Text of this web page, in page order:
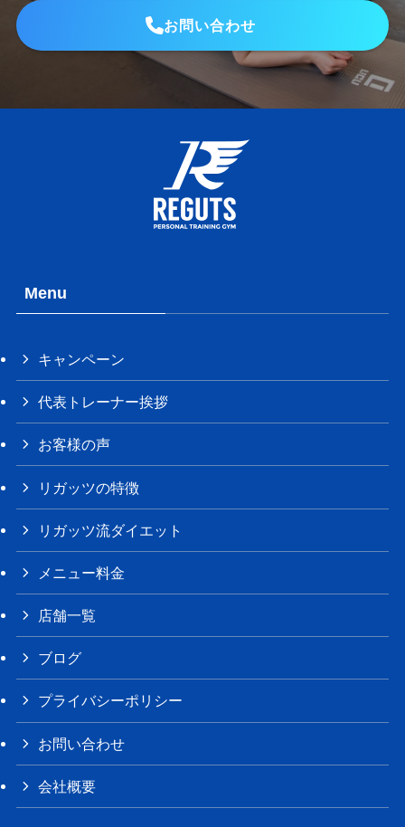
お問い合わせ
Menu
キャンペーン
代表トレーナー挨拶
お客様の声
リガッツの特徴
リガッツ流ダイエット
メニュー料金
店舗一覧
ブログ
プライバシーポリシー
お問い合わせ
会社概要